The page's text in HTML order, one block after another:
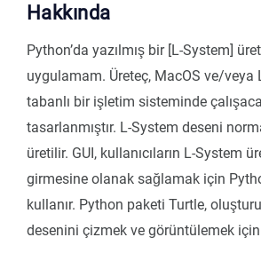
Hakkında
Python’da yazılmış bir [L-System]
uygulamam. Üreteç, MacOS ve/veya
tabanlı bir işletim sisteminde
tasarlanmıştır. L-System deseni
üretilir. GUI, kullanıcıların L-System
girmesine olanak sağlamak için
kullanır. Python paketi Turtle,
desenini çizmek ve görüntülemek için